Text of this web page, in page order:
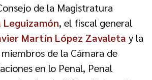
de la Magistratura
Leguizamón, el fiscal general
Martín López Zavaleta y la
de la Cámara de
en lo Penal, Penal